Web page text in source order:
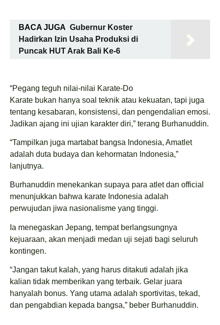
BACA JUGA Gubernur Koster
Hadirkan Izin Usaha Produksi di
Puncak HUT Arak Bali Ke-6
“Pegang teguh nilai-nilai Karate-Do
Karate bukan hanya soal teknik atau kekuatan, tapi juga
tentang kesabaran, konsistensi, dan pengendalian emosi.
Jadikan ajang ini ujian karakter diri,” terang Burhanuddin.
“Tampilkan juga martabat bangsa Indonesia, Amatlet
adalah duta budaya dan kehormatan Indonesia,”
lanjutnya.
Burhanuddin menekankan supaya para atlet dan official
menunjukkan bahwa karate Indonesia adalah
perwujudan jiwa nasionalisme yang tinggi.
Ia menegaskan Jepang, tempat berlangsungnya
kejuaraan, akan menjadi medan uji sejati bagi seluruh
kontingen.
“Jangan takut kalah, yang harus ditakuti adalah jika
kalian tidak memberikan yang terbaik. Gelar juara
hanyalah bonus. Yang utama adalah sportivitas, tekad,
dan pengabdian kepada bangsa,” beber Burhanuddin.